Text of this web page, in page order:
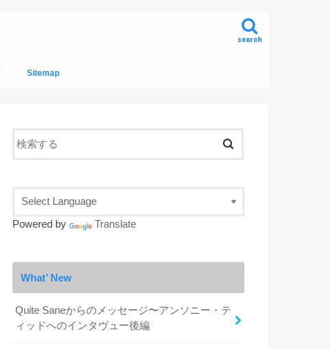
search
Sitemap
Powered by Translate
What’ New
Quite Saneからのメッセージ〜アンソニー・テ
ィッドへのインタヴュー後編